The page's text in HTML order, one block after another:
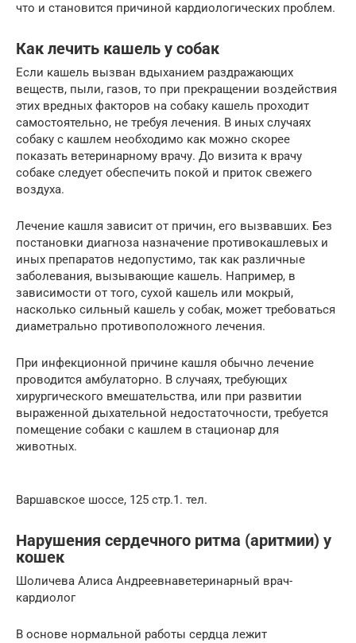
что и становится причиной кардиологических проблем.
Как лечить кашель у собак
Если кашель вызван вдыханием раздражающих
веществ, пыли, газов, то при прекращении воздействия
этих вредных факторов на собаку кашель проходит
самостоятельно, не требуя лечения. В иных случаях
собаку с кашлем необходимо как можно скорее
показать ветеринарному врачу. До визита к врачу
собаке следует обеспечить покой и приток свежего
воздуха.
Лечение кашля зависит от причин, его вызвавших. Без
постановки диагноза назначение противокашлевых и
иных препаратов недопустимо, так как различные
заболевания, вызывающие кашель. Например, в
зависимости от того, сухой кашель или мокрый,
насколько сильный кашель у собак, может требоваться
диаметрально противоположного лечения.
При инфекционной причине кашля обычно лечение
проводится амбулаторно. В случаях, требующих
хирургического вмешательства, или при развитии
выраженной дыхательной недостаточности, требуется
помещение собаки с кашлем в стационар для
животных.
Варшавское шоссе, 125 стр.1. тел.
Нарушения сердечного ритма (аритмии) у
кошек
Шоличева Алиса Андреевнаветеринарный врач-
кардиолог
В основе нормальной работы сердца лежит